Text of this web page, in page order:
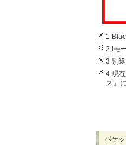
1
2 iモ
3 別
4 現
ス」
パケ